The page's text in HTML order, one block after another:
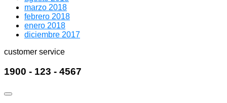
marzo 2018
febrero 2018
enero 2018
diciembre 2017
customer service
1900 - 123 - 4567